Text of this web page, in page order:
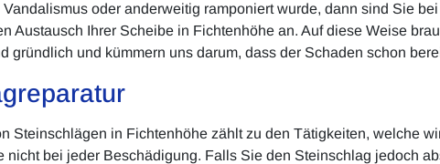
oder anderweitig ramponiert wurde, dann sind Sie
Austausch Ihrer Scheibe in Fichtenhöhe an. Auf diese Weise
gründlich und kümmern uns darum, dass der Schaden schon
Steinschlägen in Fichtenhöhe zählt zu den Tätigkeiten, welche
nicht bei jeder Beschädigung. Falls Sie den Steinschlag jedoch